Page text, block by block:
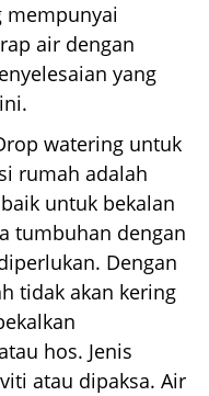
mempunyai
air dengan
yang
watering untuk
rumah adalah
untuk bekalan
tumbuhan dengan
Dengan
tidak akan kering
hos. Jenis
atau dipaksa. Air